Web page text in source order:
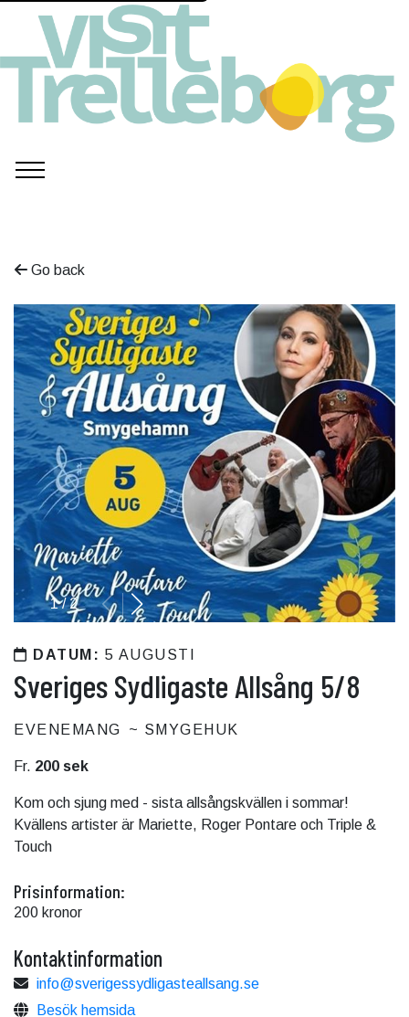
Go back
1/2
DATUM: 5 AUGUSTI
Sveriges Sydligaste Allsång 5/8
EVENEMANG SMYGEHUK
Fr. 200 sek
Kom och sjung med - sista allsångskvällen i sommar!
Kvällens artister är Mariette, Roger Pontare och Triple &
Touch
Prisinformation:
200 kronor
Kontaktinformation
info@sverigessydligasteallsang.se
Besök hemsida